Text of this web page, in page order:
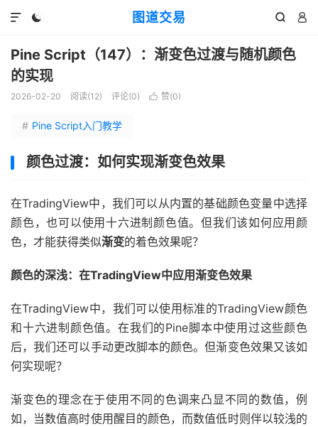
图道交易
  

Pine Script（147）：渐变色过渡与随机颜色
的实现
2026-02-20 阅读(12) 评论(0)  赞(0)
# Pine Script入门教学
颜色过渡：如何实现渐变色效果
在TradingView中，我们可以从内置的基础颜色变量中选择
颜色，也可以使用十六进制颜色值。但我们该如何应用颜
色，才能获得类似渐变的着色效果呢？
颜色的深浅：在TradingView中应用渐变色效果
在TradingView中，我们可以使用标准的TradingView颜色
和十六进制颜色值。在我们的Pine脚本中使用过这些颜色
后，我们还可以手动更改脚本的颜色。但渐变色效果又该如
何实现呢？
渐变色的理念在于使用不同的色调来凸显不同的数值，例
如，当数值高时使用醒目的颜色，而数值低时则伴以较浅的